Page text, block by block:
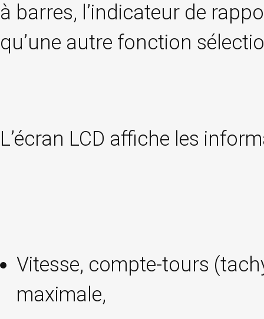
à barres, l’indicateur de
qu’une autre fonction
L’écran LCD affiche les
Vitesse, compte-tours
maximale,